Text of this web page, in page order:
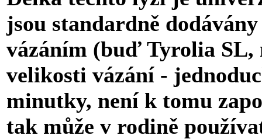
jsou standardně
vázáním (buď Tyrolia SL,
velikosti vázání -
minutky, není k tomu
tak může v rodině